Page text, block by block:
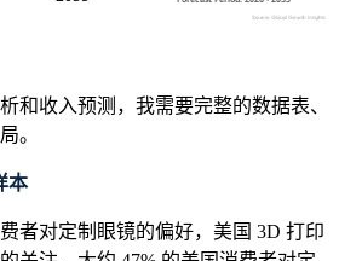
和收入预测，我需要完整的数据表、
。
本
者对定制眼镜的偏好，美国 3D 打印